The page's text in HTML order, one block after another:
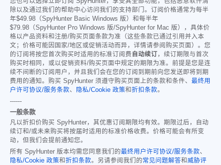
除以及通过我们的帮助中心访问我们的支持部门。订阅价格通常为每半
年$49.98 （SpyHunter Basic Windows 版）和每半年
$79.98 （SpyHunter Pro Windows 版/SpyHunter for Mac 版），具体价
格以产品资料和注册/购买页面条款为准（这些条款已通过引用并入本
文；价格可能因国家/地区或促销活动而异，详情请参阅购买页面）。您
的订阅将按您首次购买时适用的标准订阅费 自动续订，续订期限与首次
购买时相同，或以促销资料/购买页面中规定的期限为准。前提是您是连
续不间断的订阅用户，并且我们会在您的订阅到期前向您发送即将到期
费用的通知。购买 SpyHunter 须遵守购买页面上的条款和条件、 最终用
户许可协议/服务条款、 隐私/Cookie 政策和折扣条款。
------
一般条款
凡以折扣价购买 SpyHunter，其优惠订阅期限均有效。期限过后，自动
续订和/或未来购买将按届时适用的标准价格收费。价格可能会有所变
动，但我们会提前通知您。
所有 SpyHunter 版本均需您同意我们的最终用户许可协议/服务条款、
隐私/Cookie 政策和折扣条款。另请参阅我们的常见问题解答和 威胁评